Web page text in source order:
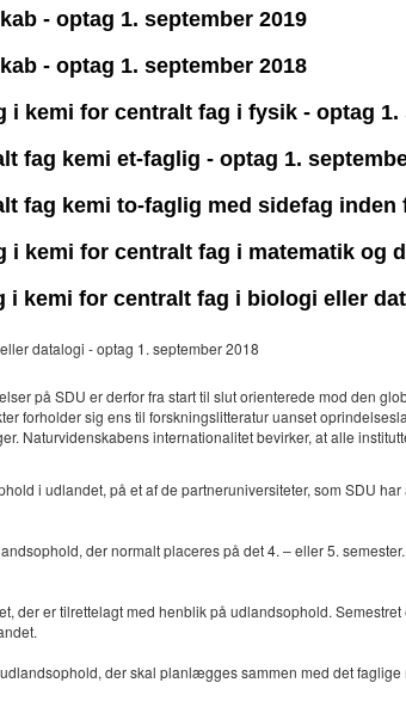
- optag 1. september 2019
- optag 1. september 2018
kemi for centralt fag i fysik - optag 1.
fag kemi et-faglig - optag 1.
fag kemi to-faglig med sidefag
kemi for centralt fag i matematik og
kemi for centralt fag i biologi eller
datalogi - optag 1. september 2018
på SDU er derfor fra start til slut orienterede mod den
forholder sig ens til forskningslitteratur uanset
Naturvidenskabens internationalitet bevirker, at alle
i udlandet, på et af de partneruniversiteter, som SDU
der normalt placeres på det 4. – eller 5.
der er tilrettelagt med henblik på udlandsophold.
der skal planlægges sammen med det